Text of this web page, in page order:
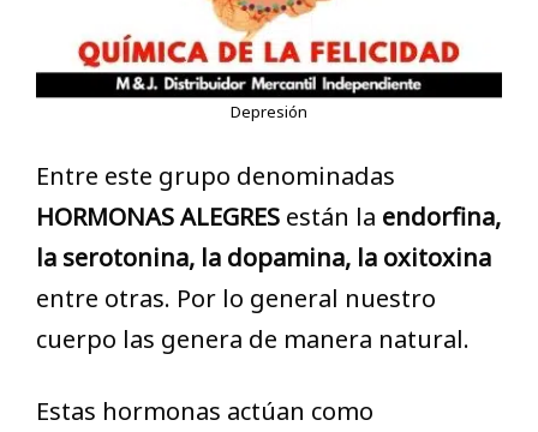
Depresión
Entre este grupo denominadas
HORMONAS ALEGRES están la endorfina,
la serotonina, la dopamina, la oxitoxina
entre otras. Por lo general nuestro
cuerpo las genera de manera natural.
Estas hormonas actúan como